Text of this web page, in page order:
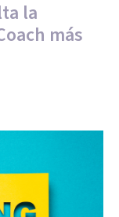
la
más